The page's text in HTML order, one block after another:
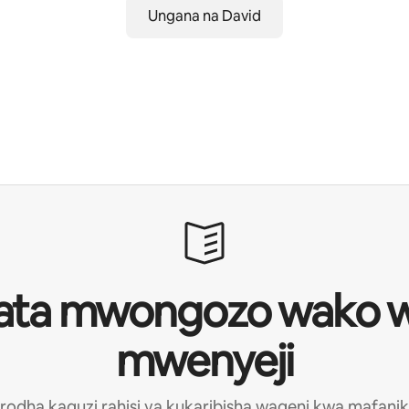
Ungana na David
mwongozo wako
mwenyeji